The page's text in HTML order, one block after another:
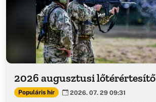
2026 augusztusi lőtérértesítő
Populáris hír 2026. 07. 29 09:31